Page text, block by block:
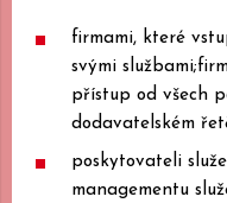
firmami, které
svými
přístup od všech
dodavatelském
poskytovateli
managementu